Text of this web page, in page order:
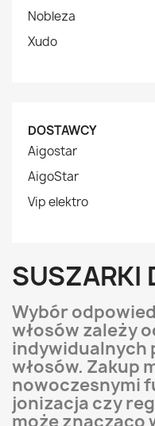
Nobleza
Xudo
DOSTAWCY
Aigostar
AigoStar
Vip elektro
SUSZARKI
Wybór
włosów zależy
indywidualnych
włosów. Zakup
nowoczesnymi
jonizacja czy